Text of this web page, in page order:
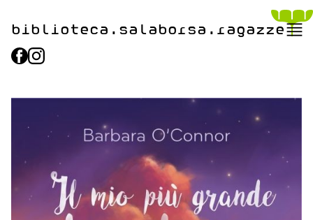
biblioteca.​salaborsa.ragazze